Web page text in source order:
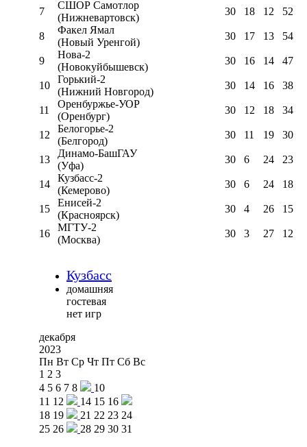
7
СШОР Самотлор
(Нижневартовск)
30 18 12 52
8
Факел Ямал
(Новый Уренгой)
30 17 13 54
9
Нова-2
(Новокуйбышевск)
30 16 14 47
10
Горький-2
(Нижний Новгород)
30 14 16 38
11
Оренбуржье-УОР
(Оренбург)
30 12 18 34
12
Белогорье-2
(Белгород)
30 11 19 30
13
Динамо-БашГАУ
(Уфа)
30 6 24 23
14
Кузбасс-2
(Кемерово)
30 6 24 18
15
Енисей-2
(Красноярск)
30 4 26 15
16
МГТУ-2
(Москва)
30 3 27 12
Кузбасс
домашняя
гостевая
нет игр
декабря
2023
Пн Вт Ср Чт Пт Сб Вс
1 2 3
4 5 6 7 8
10
11 12 14 15 16
18 19 21 22 23 24
25 26 28 29 30 31